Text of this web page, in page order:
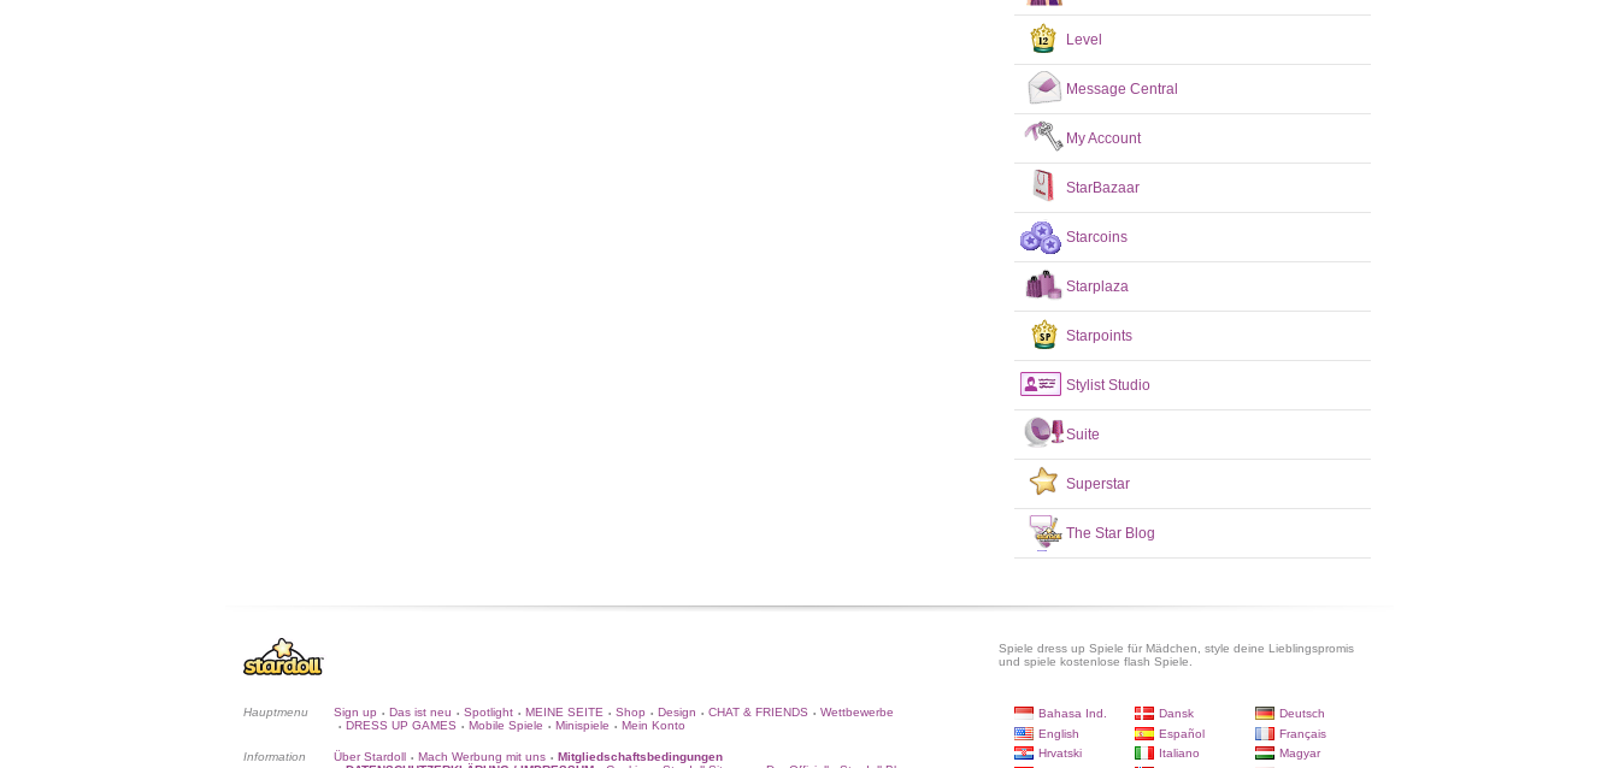
Level
Message Central
My Account
StarBazaar
Starcoins
Starplaza
Starpoints
Stylist Studio
Suite
Superstar
The Star Blog
Spiele dress up Spiele für Mädchen, style deine Lieblingspromis
und spiele kostenlose flash Spiele.
Hauptmenu Sign up • Das ist neu • Spotlight • MEINE SEITE • Shop • Design • CHAT & FRIENDS • Wettbewerbe
• DRESS UP GAMES • Mobile Spiele • Minispiele • Mein Konto
Information Über Stardoll • Mach Werbung mit uns • Mitgliedschaftsbedingungen
Bahasa Ind. Dansk
Deutsch
English
Español
Français
Hrvatski
Italiano
Magyar